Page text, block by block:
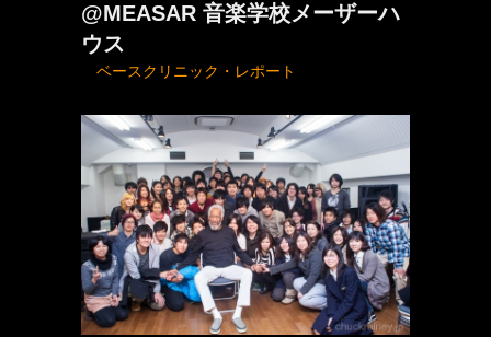
@MEASAR 音楽学校メーザーハ
ウス
ベースクリニック・レポート